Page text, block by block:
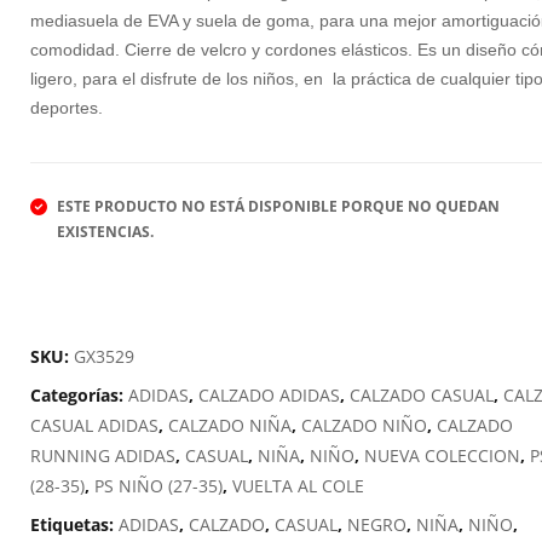
EN
E
mediasuela de EVA y suela de goma, para una mejor
comodidad. Cierre de velcro y cordones elásticos. Es un diseño
ligero, para el disfrute de los niños, en la práctica de cualquier
deportes.
ESTE PRODUCTO NO ESTÁ DISPONIBLE PORQUE NO QUEDAN
EXISTENCIAS.
SKU: GX3529
Categorías:ADIDAS, CALZADO ADIDAS, CALZADO CASUAL,
CASUAL ADIDAS, CALZADO NIÑA, CALZADO NIÑO, CALZADO
RUNNING ADIDAS, CASUAL, NIÑA, NIÑO, NUEVA COLECCION,
(28-35), PS NIÑO (27-35),VUELTA AL COLE
Etiquetas:ADIDAS, CALZADO, CASUAL, NEGRO, NIÑA, NIÑO,